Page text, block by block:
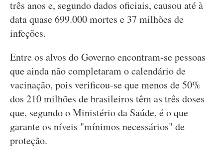
três anos e, segundo dados oficiais, causou até à
data quase 699.000 mortes e 37 milhões de
infeções.
Entre os alvos do Governo encontram-se pessoas
que ainda não completaram o calendário de
vacinação, pois verificou-se que menos de 50%
dos 210 milhões de brasileiros têm as três doses
que, segundo o Ministério da Saúde, é o que
garante os níveis "mínimos necessários" de
proteção.